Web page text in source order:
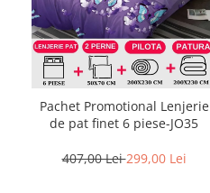
Pachet Promotional Lenjerie
de pat finet 6 piese-JO35
407,00 Lei299,00 Lei